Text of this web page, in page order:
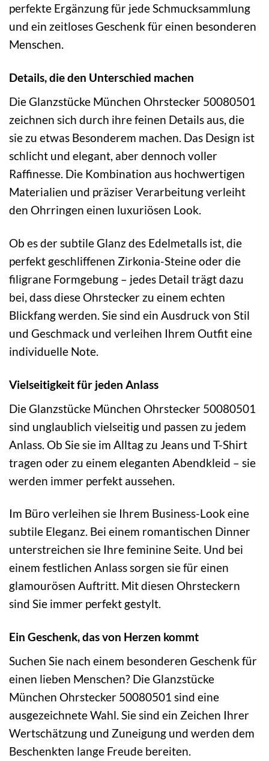
perfekte Ergänzung für jede Schmucksammlung
und ein zeitloses Geschenk für einen besonderen
Menschen.
Details, die den Unterschied machen
Die Glanzstücke München Ohrstecker 50080501
zeichnen sich durch ihre feinen Details aus, die
sie zu etwas Besonderem machen. Das Design ist
schlicht und elegant, aber dennoch voller
Raffinesse. Die Kombination aus hochwertigen
Materialien und präziser Verarbeitung verleiht
den Ohrringen einen luxuriösen Look.
Ob es der subtile Glanz des Edelmetalls ist, die
perfekt geschliffenen Zirkonia-Steine oder die
filigrane Formgebung – jedes Detail trägt dazu
bei, dass diese Ohrstecker zu einem echten
Blickfang werden. Sie sind ein Ausdruck von Stil
und Geschmack und verleihen Ihrem Outfit eine
individuelle Note.
Vielseitigkeit für jeden Anlass
Die Glanzstücke München Ohrstecker 50080501
sind unglaublich vielseitig und passen zu jedem
Anlass. Ob Sie sie im Alltag zu Jeans und T-Shirt
tragen oder zu einem eleganten Abendkleid – sie
werden immer perfekt aussehen.
Im Büro verleihen sie Ihrem Business-Look eine
subtile Eleganz. Bei einem romantischen Dinner
unterstreichen sie Ihre feminine Seite. Und bei
einem festlichen Anlass sorgen sie für einen
glamourösen Auftritt. Mit diesen Ohrsteckern
sind Sie immer perfekt gestylt.
Ein Geschenk, das von Herzen kommt
Suchen Sie nach einem besonderen Geschenk für
einen lieben Menschen? Die Glanzstücke
München Ohrstecker 50080501 sind eine
ausgezeichnete Wahl. Sie sind ein Zeichen Ihrer
Wertschätzung und Zuneigung und werden dem
Beschenkten lange Freude bereiten.